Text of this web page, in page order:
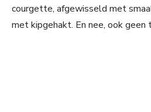
courgette, afgewisseld met
met kipgehakt. En nee, ook geen